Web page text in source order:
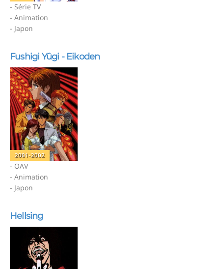
- Série TV
- Animation
- Japon
Fushigi Yûgi - Eikoden
2001-2002
- OAV
- Animation
- Japon
Hellsing